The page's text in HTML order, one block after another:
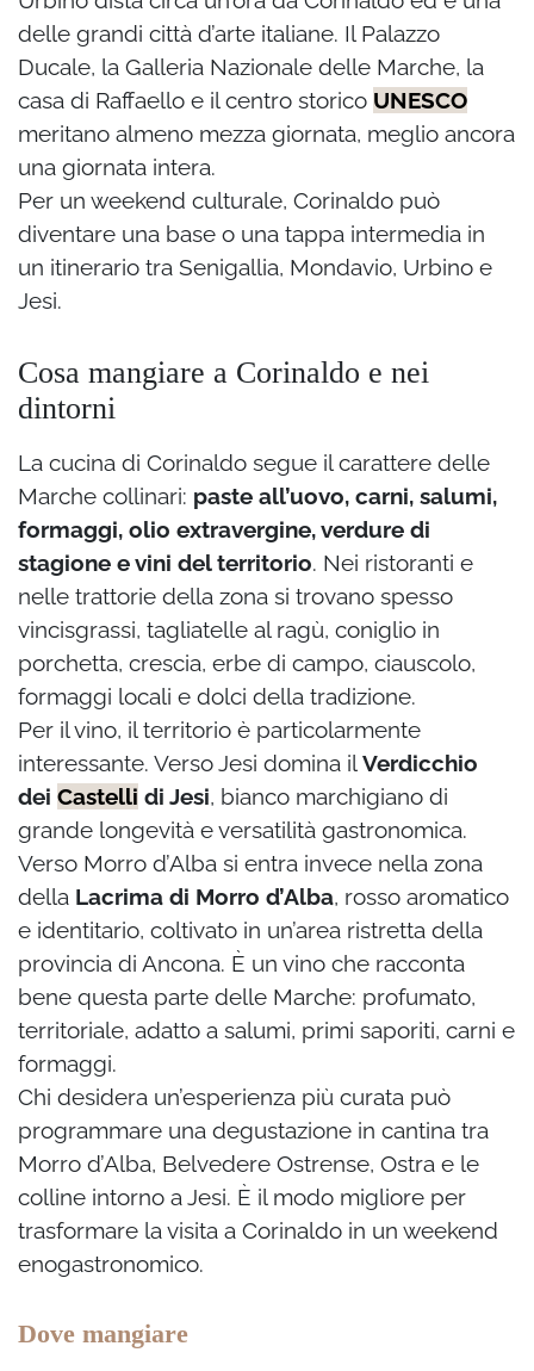
delle grandi città d’arte italiane. Il Palazzo
Ducale, la Galleria Nazionale delle Marche, la
casa di Raffaello e il centro storico UNESCO
meritano almeno mezza giornata, meglio ancora
una giornata intera.
Per un weekend culturale, Corinaldo può
diventare una base o una tappa intermedia in
un itinerario tra Senigallia, Mondavio, Urbino e
Jesi.
Cosa mangiare a Corinaldo e nei
dintorni
La cucina di Corinaldo segue il carattere delle
Marche collinari: paste all’uovo, carni, salumi,
formaggi, olio extravergine, verdure di
stagione e vini del territorio. Nei ristoranti e
nelle trattorie della zona si trovano spesso
vincisgrassi, tagliatelle al ragù, coniglio in
porchetta, crescia, erbe di campo, ciauscolo,
formaggi locali e dolci della tradizione.
Per il vino, il territorio è particolarmente
interessante. Verso Jesi domina ilVerdicchio
dei Castelli di Jesi, bianco marchigiano di
grande longevità e versatilità gastronomica.
Verso Morro d’Alba si entra invece nella zona
della Lacrima di Morro d’Alba, rosso aromatico
e identitario, coltivato in un’area ristretta della
provincia di Ancona. È un vino che racconta
bene questa parte delle Marche: profumato,
territoriale, adatto a salumi, primi saporiti, carni e
formaggi.
Chi desidera un’esperienza più curata può
programmare una degustazione in cantina tra
Morro d’Alba, Belvedere Ostrense, Ostra e le
colline intorno a Jesi. È il modo migliore per
trasformare la visita a Corinaldo in un weekend
enogastronomico.
Dove mangiare